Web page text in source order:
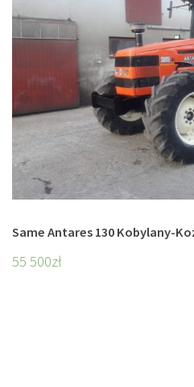
Same Antares 130 Kobylany-
55 500zł